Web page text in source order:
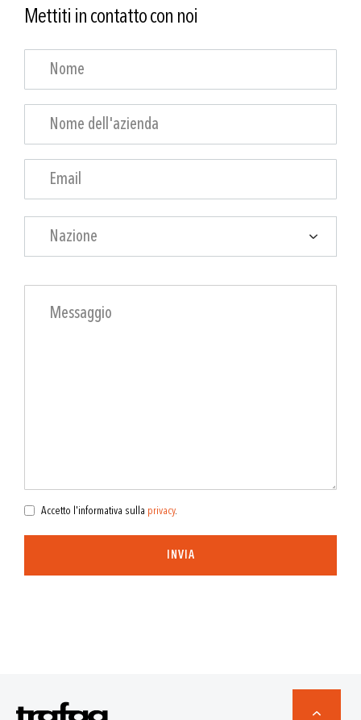
Mettiti in contatto con noi
Nazione
Accetto l'informativa sulla privacy.
INVIA